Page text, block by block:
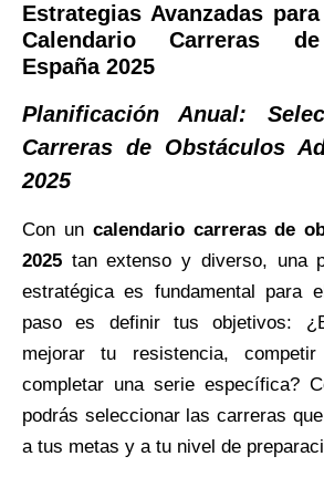
Estrategias Avanzadas
Calendario Carreras
España 2025
Planificación Anual:
Carreras de Obstáculos
2025
Con un calendario carreras de
2025 tan extenso y diverso, una
estratégica es fundamental para
paso es definir tus objetivos:
mejorar tu resistencia,
completar una serie específica?
podrás seleccionar las carreras
a tus metas y a tu nivel de